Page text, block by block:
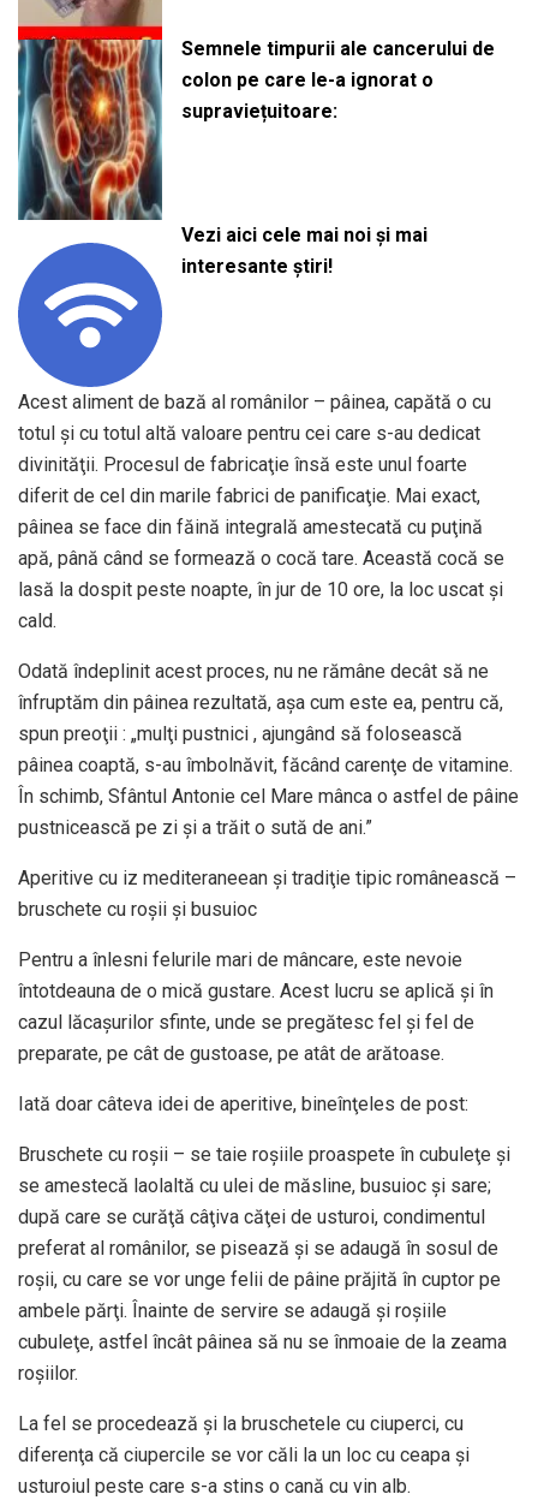
Semnele timpurii ale cancerului de
colon pe care le-a ignorat o
supraviețuitoare:
Vezi aici cele mai noi și mai
interesante știri!
Acest aliment de bază al românilor – pâinea, capătă o cu
totul şi cu totul altă valoare pentru cei care s-au dedicat
divinităţii. Procesul de fabricaţie însă este unul foarte
diferit de cel din marile fabrici de panificaţie. Mai exact,
pâinea se face din făină integrală amestecată cu puţină
apă, până când se formează o cocă tare. Această cocă se
lasă la dospit peste noapte, în jur de 10 ore, la loc uscat şi
cald.
Odată îndeplinit acest proces, nu ne rămâne decât să ne
înfruptăm din pâinea rezultată, aşa cum este ea, pentru că,
spun preoţii : „mulţi pustnici , ajungând să folosească
pâinea coaptă, s-au îmbolnăvit, făcând carenţe de vitamine.
În schimb, Sfântul Antonie cel Mare mânca o astfel de pâine
pustnicească pe zi şi a trăit o sută de ani.”
Aperitive cu iz mediteraneean şi tradiţie tipic românească –
bruschete cu roşii şi busuioc
Pentru a înlesni felurile mari de mâncare, este nevoie
întotdeauna de o mică gustare. Acest lucru se aplică şi în
cazul lăcaşurilor sfinte, unde se pregătesc fel şi fel de
preparate, pe cât de gustoase, pe atât de arătoase.
Iată doar câteva idei de aperitive, bineînţeles de post:
Bruschete cu roşii – se taie roşiile proaspete în cubuleţe şi
se amestecă laolaltă cu ulei de măsline, busuioc şi sare;
după care se curăţă câţiva căţei de usturoi, condimentul
preferat al românilor, se pisează şi se adaugă în sosul de
roşii, cu care se vor unge felii de pâine prăjită în cuptor pe
ambele părţi. Înainte de servire se adaugă şi roşiile
cubuleţe, astfel încât pâinea să nu se înmoaie de la zeama
roşiilor.
La fel se procedează şi la bruschetele cu ciuperci, cu
diferenţa că ciupercile se vor căli la un loc cu ceapa şi
usturoiul peste care s-a stins o cană cu vin alb.